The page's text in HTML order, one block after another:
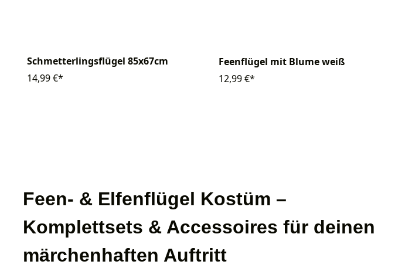
Schmetterlingsflügel 85x67cm
14,99 €*
Feenflügel mit Blume weiß
12,99 €*
Feen- & Elfenflügel Kostüm –
Komplettsets & Accessoires für deinen
märchenhaften Auftritt